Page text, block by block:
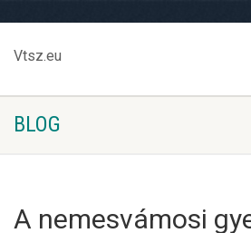
Vtsz.eu
BLOG
A nemesvámosi